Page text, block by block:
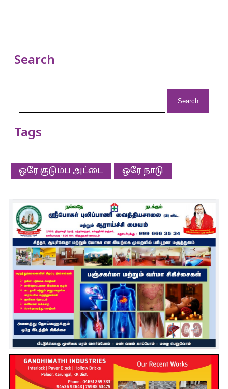
Search
Tags
ஒரே குடும்ப அட்டை ஒரே நாடு